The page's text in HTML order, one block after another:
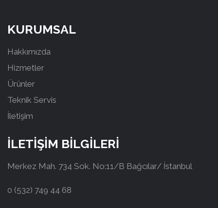
KURUMSAL
Hakkımızda
Hizmetler
Ürünler
Teknik Servis
İletişim
İLETİŞİM BİLGİLERİ
Merkez Mah. 734 Sok. No:11/B Bağcılar/ İstanbul
0 (532) 749 44 68